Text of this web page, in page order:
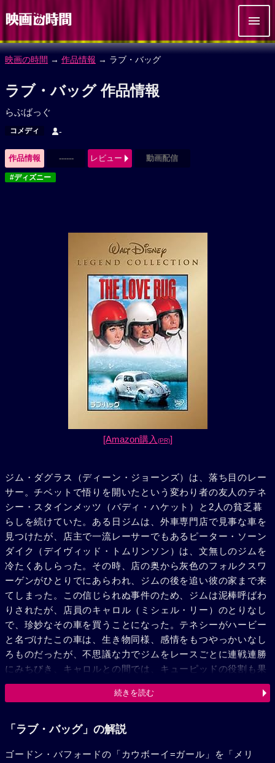
映画の時間 → 作品情報 → ラブ・バッグ
ラブ・バッグ 作品情報
らぶばっぐ
コメディ -
作品情報 ------ レビュー 動画配信
#ディズニー
[Amazon購入 (PR)]
ジム・ダグラス（ディーン・ジョーンズ）は、落ち目のレー
サー。チベットで悟りを開いたという変わり者の友人のテネ
シー・スタインメッツ（バディ・ハケット）と2人の貧乏暮
らしを続けていた。ある日ジムは、外車専門店で見事な車を
見つけたが、店主で一流レーサーでもあるピーター・ソーン
ダイク（デイヴィッド・トムリンソン）は、文無しのジムを
冷たくあしらった。その時、店の奥から灰色のフォルクスワ
ーゲンがひとりでにあらわれ、ジムの後を追い彼の家まで来
てしまった。この信じられぬ事件のため、ジムは泥棒呼ばわ
りされたが、店員のキャロル（ミシェル・リー）のとりなし
で、珍妙なその車を買うことになった。テネシーがハービー
と名づけたこの車は、生き物同様、感情をもつやっかいなし
ろものだったが、不思議な力でジムをレースごとに連戦連勝
にみちびき、キャロルとの間では、キューピッドの役割も果
たしてくれた。そして、ジムを妬んだソーンダイクが数々の
陰謀を企んだエルドラド・レースにも、ハービーの捨身の活
続きを読む
「ラブ・バッグ」の解説
ゴードン・バフォードの「カウボーイ=ガール」を「メリ